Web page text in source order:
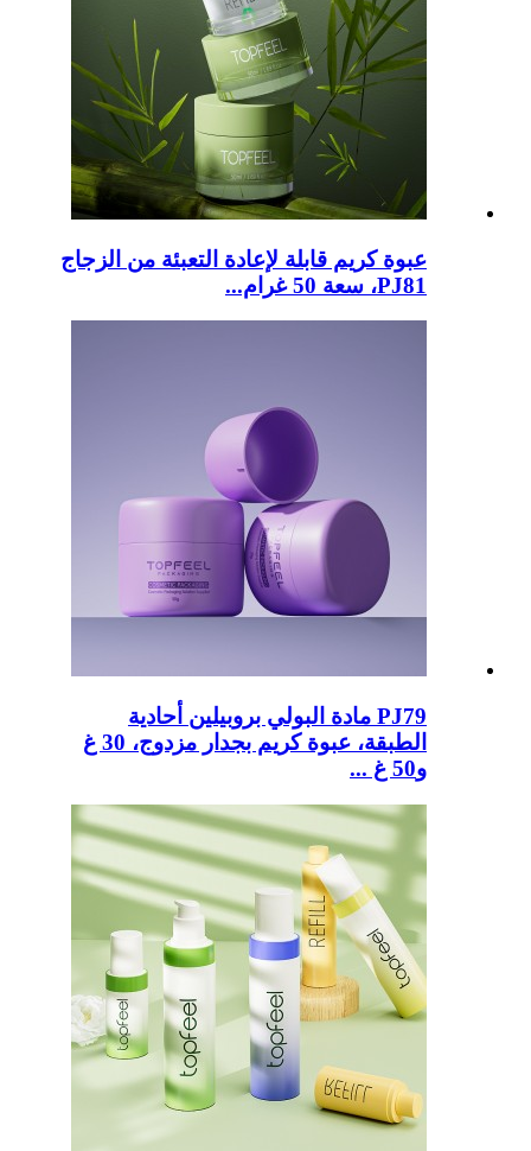
عبوة كريم قابلة لإعادة التعبئة من الزجاج
PJ81، سعة 50 غرام...
PJ79 مادة البولي بروبيلين أحادية
الطبقة، عبوة كريم بجدار مزدوج، 30 غ
و50 غ ...